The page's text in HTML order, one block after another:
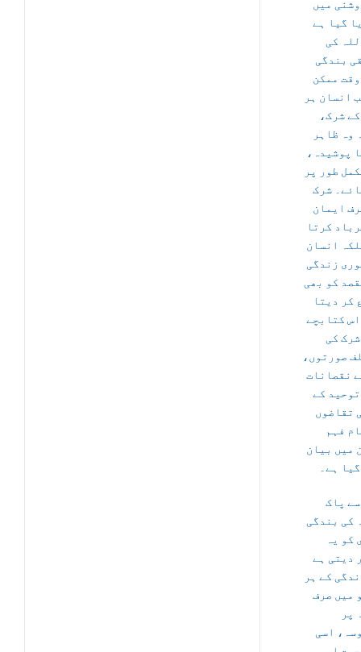
میں
گیا ہے
کی
بندگی
ممکن
انسان ہر
شرک،
وہ ظاہر
پوشیدہ،
طور پر
شرک
ایمان
کرتا
انسان
زندگی
کو بھی
کر دیتا
کتابچے
کی
صورتوں،
نقصانات
کے
تقاضوں
فہم
میں بیان
ہے۔
پاک
کی بندگی
کو یہ
دیتی ہے
کے ہر
میں صرف
پر
اسی